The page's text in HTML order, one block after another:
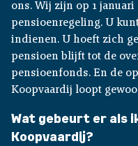
ons. Wij zijn op 1
pensioenregeling. U
indienen. U hoeft zich
pensioen blijft tot de
pensioenfonds. En de
Koopvaardij loopt
Wat gebeurt er als
Koopvaardij?